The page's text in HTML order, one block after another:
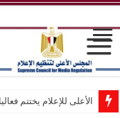
الأعلى للإعلام يختتم